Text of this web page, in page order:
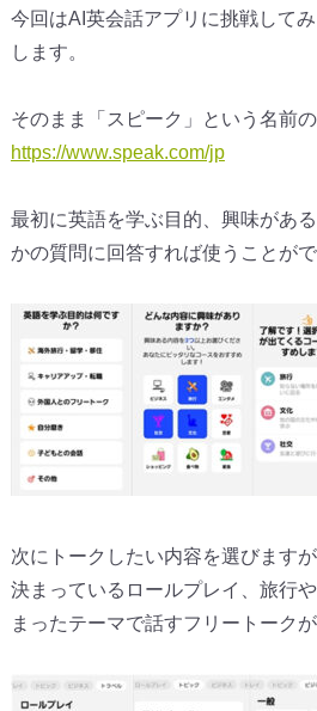
今回はAI英会話アプリに挑戦して
します。
そのまま「スピーク」という名前の
https://www.speak.com/jp
最初に英語を学ぶ目的、興味があ
かの質問に回答すれば使うことがで
次にトークしたい内容を選びます
決まっているロールプレイ、旅行
まったテーマで話すフリートークが